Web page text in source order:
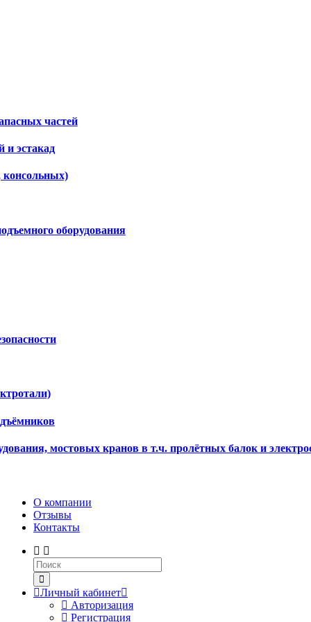
частей
и эстакад
консольных)
оборудования
мостовых кранов в т.ч. пролётных балок и
О компании
Отзывы
Контакты
Личный кабинет
Авторизация
Регистрация